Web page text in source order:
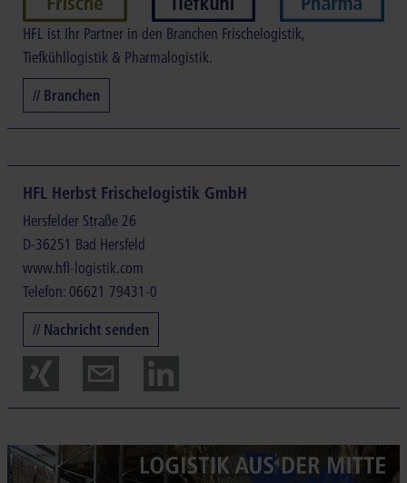
HFL ist Ihr Partner in den Branchen Frischelogistik,
Tiefkühllogistik & Pharmalogistik.
// Branchen
HFL Herbst Frischelogistik GmbH
Hersfelder Straße 26
D-36251 Bad Hersfeld
www.hfl-logistik.com
Telefon: 06621 79431-0
// Nachricht senden